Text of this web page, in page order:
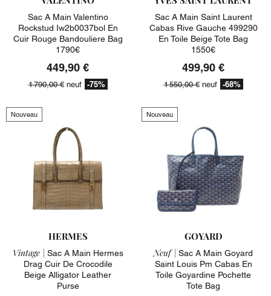
Sac A Main Valentino
Rockstud Iw2b0037bol En
Cuir Rouge Bandouliere Bag
1790€
449,90 €
1 790,00 €neuf -75%
Sac A Main Saint Laurent
Cabas Rive Gauche 499290
En Toile Beige Tote Bag
1550€
499,90 €
1 550,00 €neuf -68%
Nouveau
HERMES
Vintage | Sac A Main Hermes
Drag Cuir De Crocodile
Beige Alligator Leather
Purse
Nouveau
GOYARD
Neuf | Sac A Main Goyard
Saint Louis Pm Cabas En
Toile Goyardine Pochette
Tote Bag